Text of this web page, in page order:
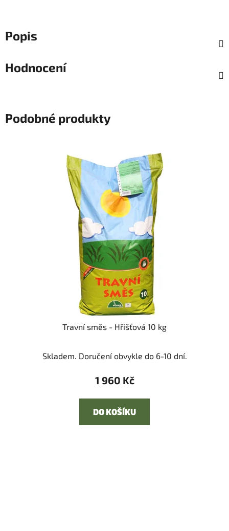
Popis
Hodnocení
Podobné produkty
Travní směs - Hřišťová 10 kg
Skladem. Doručení obvykle do 6-10 dní.
1 960 Kč
DO KOŠÍKU